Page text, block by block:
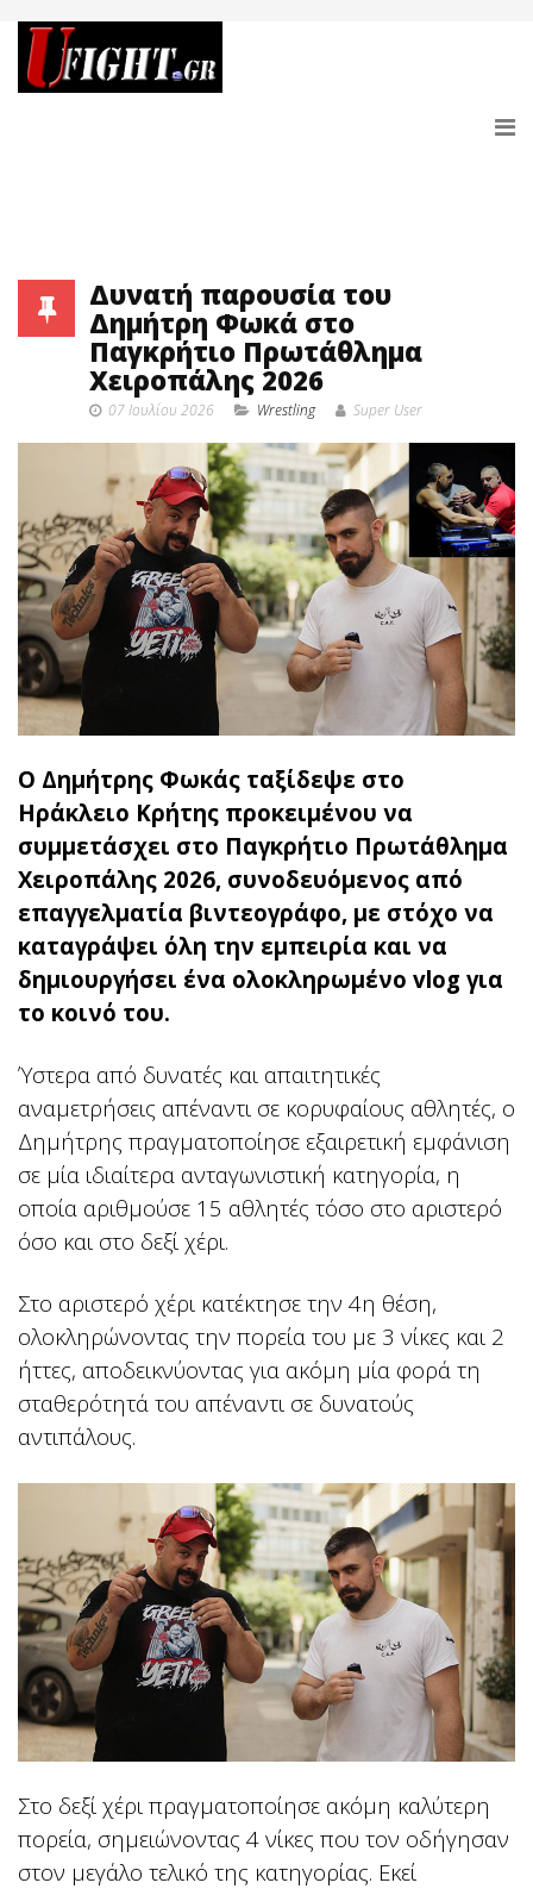
Δυνατή παρουσία του
Δημήτρη Φωκά στο
Παγκρήτιο Πρωτάθλημα
Χειροπάλης 2026
07 Ιουλίου 2026 Wrestling Super User
Ο Δημήτρης Φωκάς ταξίδεψε στο
Ηράκλειο Κρήτης προκειμένου να
συμμετάσχει στο Παγκρήτιο Πρωτάθλημα
Χειροπάλης 2026, συνοδευόμενος από
επαγγελματία βιντεογράφο, με στόχο να
καταγράψει όλη την εμπειρία και να
δημιουργήσει ένα ολοκληρωμένο vlog για
το κοινό του.
Ύστερα από δυνατές και απαιτητικές
αναμετρήσεις απέναντι σε κορυφαίους αθλητές, ο
Δημήτρης πραγματοποίησε εξαιρετική εμφάνιση
σε μία ιδιαίτερα ανταγωνιστική κατηγορία, η
οποία αριθμούσε 15 αθλητές τόσο στο αριστερό
όσο και στο δεξί χέρι.
Στο αριστερό χέρι κατέκτησε την 4η θέση,
ολοκληρώνοντας την πορεία του με 3 νίκες και 2
ήττες, αποδεικνύοντας για ακόμη μία φορά τη
σταθερότητά του απέναντι σε δυνατούς
αντιπάλους.
Στο δεξί χέρι πραγματοποίησε ακόμη καλύτερη
πορεία, σημειώνοντας 4 νίκες που τον οδήγησαν
στον μεγάλο τελικό της κατηγορίας. Εκεί